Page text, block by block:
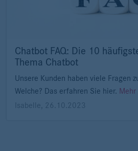
Chatbot FAQ: Die 10
Thema Chatbot
Unsere Kunden haben viele Fragen
Welche? Das erfahren Sie hier. Mehr
Isabelle
26.10.2023